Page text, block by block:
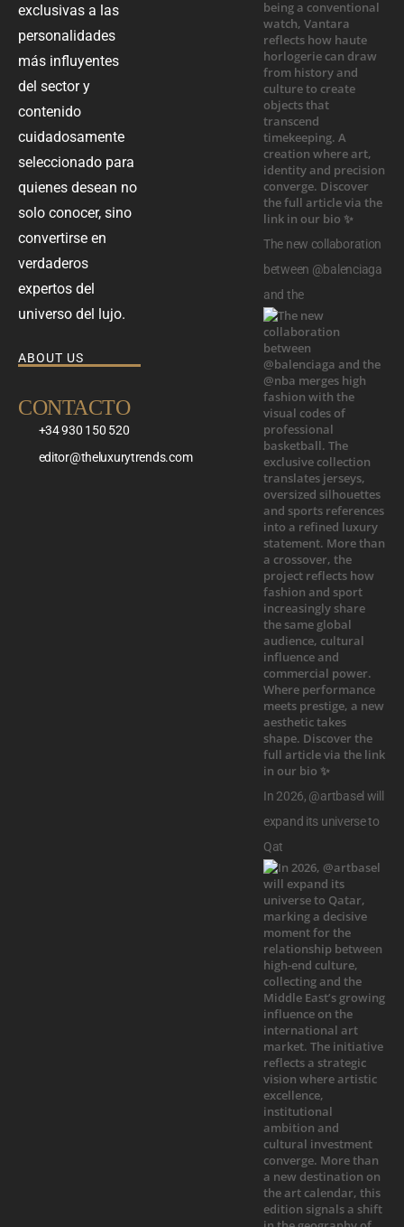
exclusivas a las
personalidades
más influyentes
del sector y
contenido
cuidadosamente
seleccionado para
quienes desean no
solo conocer, sino
convertirse en
verdaderos
expertos del
universo del lujo.
ABOUT US
CONTACTO
+34 930 150 520
editor@theluxurytrends.com
The new collaboration
between @balenciaga
and the
In 2026, @artbasel will
expand its universe to
Qat